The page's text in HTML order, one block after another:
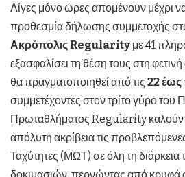
Λίγες μόνο ώρες απομένουν μέχρι
προθεσμία δήλωσης συμμετοχής
Ακρόπολις Regularity με 41
εξασφαλίσει τη θέση τους στη
θα πραγματοποιηθεί από τις 22 έως
συμμετέχοντες στον τρίτο γύρο του
Πρωταθλήματος Regularity
απόλυτη ακρίβεια τις
Ταχύτητες (ΜΩΤ) σε όλη τη διάρκεια